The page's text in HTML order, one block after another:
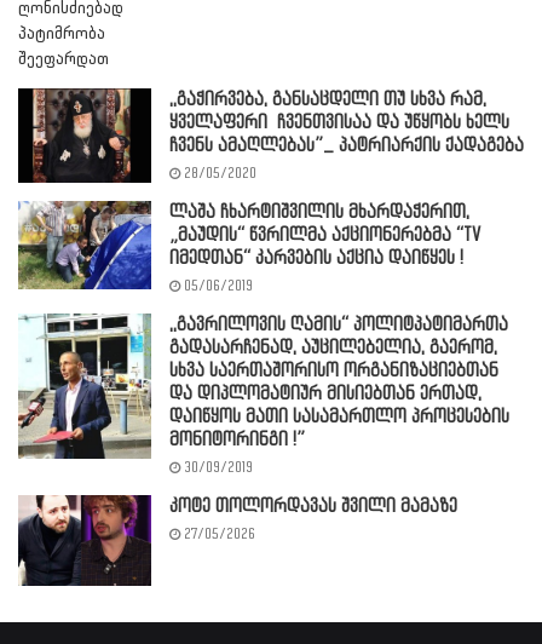
,,გაჭირვება, განსაცდელი თუ სხვა რამ,
ყველაფერი ჩვენთვისაა და უწყობს ხელს
ჩვენს ამაღლებას”_ პატრიარქის ქადაგება
28/05/2020
ლაშა ჩხარტიშვილის მხარდაჭერით,
„მაუდის“ წვრილმა აქციონერებმა “TV
იმედთან“ კარვების აქცია დაიწყეს !
05/06/2019
,,გავრილოვის ღამის“ პოლიტპატიმართა
გადასარჩენად, აუცილებელია, გაერომ,
სხვა საერთაშორისო ორგანიზაციებთან
და დიპლომატიურ მისიებთან ერთად,
დაიწყოს მათი სასამართლო პროცესების
მონიტორინგი !”
30/09/2019
კოტე თოლორდავას შვილი მამაზე
27/05/2026